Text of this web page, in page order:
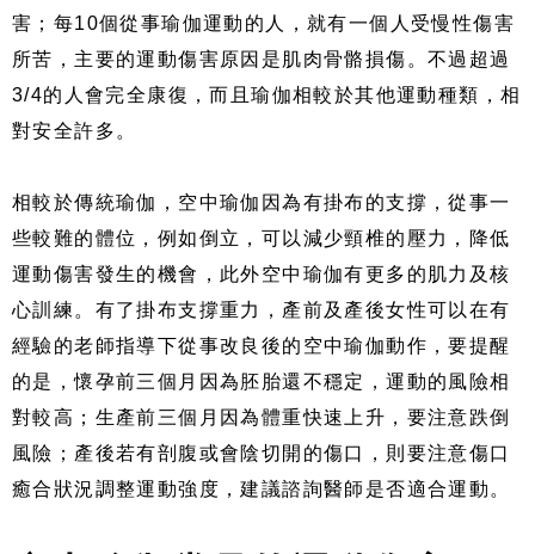
害；每10個從事瑜伽運動的人，就有一個人受慢性傷害
所苦，主要的運動傷害原因是肌肉骨骼損傷。不過超過
3/4的人會完全康復，而且瑜伽相較於其他運動種類，相
對安全許多。
相較於傳統瑜伽，空中瑜伽因為有掛布的支撐，從事一
些較難的體位，例如倒立，可以減少頸椎的壓力，降低
運動傷害發生的機會，此外空中瑜伽有更多的肌力及核
心訓練。有了掛布支撐重力，產前及產後女性可以在有
經驗的老師指導下從事改良後的空中瑜伽動作，要提醒
的是，懷孕前三個月因為胚胎還不穩定，運動的風險相
對較高；生產前三個月因為體重快速上升，要注意跌倒
風險；產後若有剖腹或會陰切開的傷口，則要注意傷口
癒合狀況調整運動強度，建議諮詢醫師是否適合運動。